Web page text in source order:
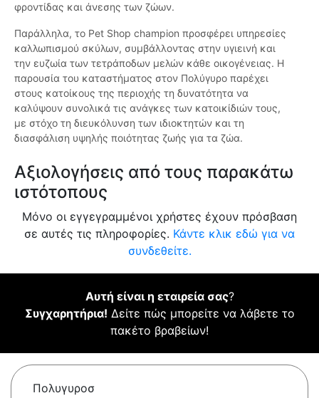
φροντίδας και άνεσης των ζώων.
Παράλληλα, το Pet Shop champion προσφέρει υπηρεσίες
καλλωπισμού σκύλων, συμβάλλοντας στην υγιεινή και
την ευζωία των τετράποδων μελών κάθε οικογένειας. Η
παρουσία του καταστήματος στον Πολύγυρο παρέχει
στους κατοίκους της περιοχής τη δυνατότητα να
καλύψουν συνολικά τις ανάγκες των κατοικίδιών τους,
με στόχο τη διευκόλυνση των ιδιοκτητών και τη
διασφάλιση υψηλής ποιότητας ζωής για τα ζώα.
Αξιολογήσεις από τους παρακάτω
ιστότοπους
Μόνο οι εγγεγραμμένοι χρήστες έχουν πρόσβαση
σε αυτές τις πληροφορίες. Κάντε κλικ εδώ για να
συνδεθείτε.
Αυτή είναι η εταιρεία σας?
Συγχαρητήρια! Δείτε πώς μπορείτε να λάβετε το
πακέτο βραβείων!
Πολυγυροσ